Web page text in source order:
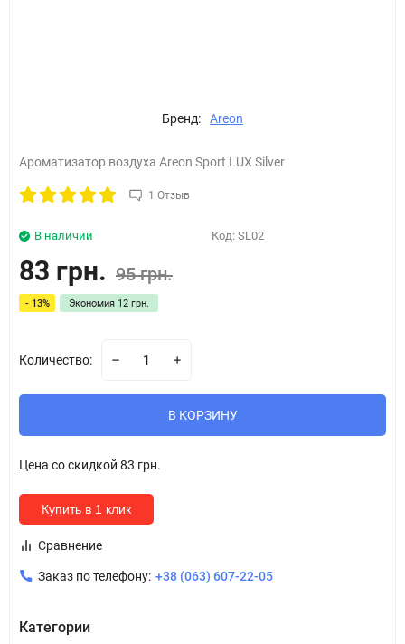
Бренд: Areon
Ароматизатор воздуха Areon Sport LUX Silver
1 Отзыв
В наличии Код: SL02
83 грн. 95 грн.
- 13% Экономия 12 грн.
Количество:
В КОРЗИНУ
Цена со скидкой 83 грн.
Купить в 1 клик
Сравнение
Заказ по телефону: +38 (063) 607-22-05
Категории